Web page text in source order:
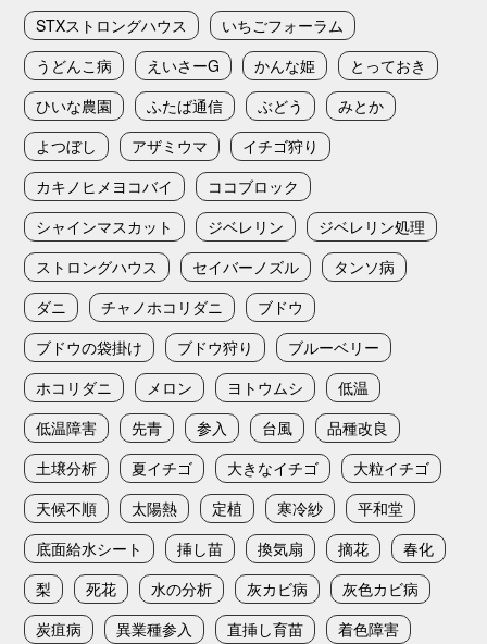
STXストロングハウス
いちごフォーラム
うどんこ病
えいさーG かんな姫
とっておき
ひいな農園
ふたば通信 ぶどう
みとか
よつぼし
アザミウマ
イチゴ狩り
カキノヒメヨコバイ
ココブロック
シャインマスカット
ジベレリン
ジベレリン処理
ストロングハウス
セイバーノズル
タンソ病
ダニ
チャノホコリダニ
ブドウ
ブドウの袋掛け
ブドウ狩り
ブルーベリー
ホコリダニ
メロン ヨトウムシ
低温
低温障害
先青 参入 台風
品種改良
土壌分析
夏イチゴ 大きなイチゴ
大粒イチゴ
天候不順
太陽熱 定植 寒冷紗
平和堂
底面給水シート
挿し苗 換気扇 摘花
春化
梨
死花 水の分析 灰カビ病
灰色カビ病
炭疽病
異業種参入 直挿し育苗
着色障害